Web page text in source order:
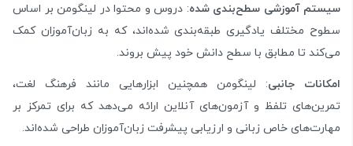
سیستم آموزشی سطح‌بندی شده: دروس و محتوا در لینگومن بر اساس
سطوح مختلف یادگیری طبقه‌بندی شده‌اند، که به زبان‌آموزان کمک
می‌کند تا مطابق با سطح دانش خود پیش بروند.
امکانات جانبی: لینگومن همچنین ابزارهایی مانند فرهنگ لغت،
تمرین‌های تلفظ و آزمون‌های آنلاین ارائه می‌دهد که برای تمرکز بر
مهارت‌های خاص زبانی و ارزیابی پیشرفت زبان‌آموزان طراحی شده‌اند.